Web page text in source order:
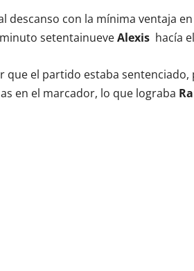
descanso con la mínima ventaja
setentainueveAlexis hacía
que el partido estaba sentenciado,
en el marcador, lo que lograba